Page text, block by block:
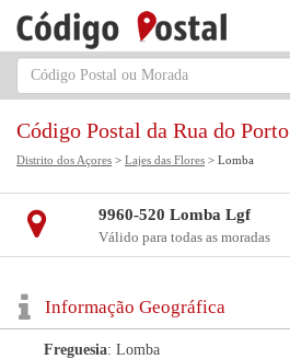
Código Postal da Rua do Porto
Distrito dos Açores > Lajes das Flores > Lomba
9960-520 Lomba Lgf
Válido para todas as moradas
Informação Geográfica
Freguesia: Lomba